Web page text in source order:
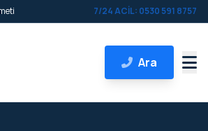
7/24 ACİL: 0530 591 8757
Ara